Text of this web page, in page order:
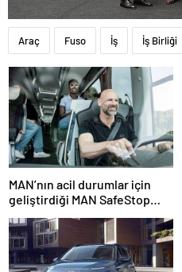
Araç Fuso İş İş Birliği
MAN’nın acil durumlar için
geliştirdiği MAN SafeStop
Assist, otobüs kazalarını
önlemeye yardımcı oluyor